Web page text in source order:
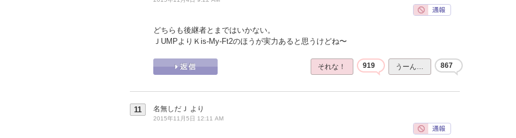
どちらも後継者とまではいかない。
ＪUMPよりＫis-My-Ft2のほうが実力あると思うけどね〜
それな！ 919 うーん… 867
11 名無しだＪ より
2015年11月5日 12:11 AM